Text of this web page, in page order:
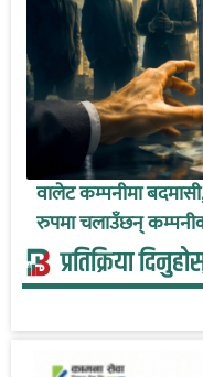
वालेट कम्पनीमा
रुपमा चलाउँछन्
प्रतिक्रिया